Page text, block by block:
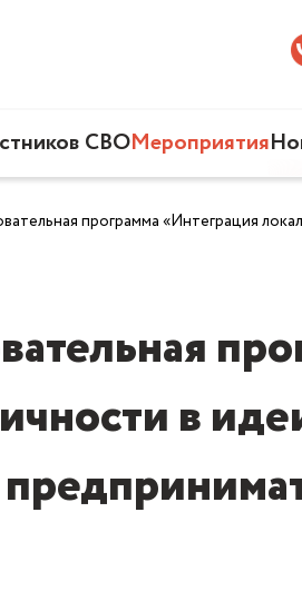
СВОМероприятия
программа «Интеграция
в